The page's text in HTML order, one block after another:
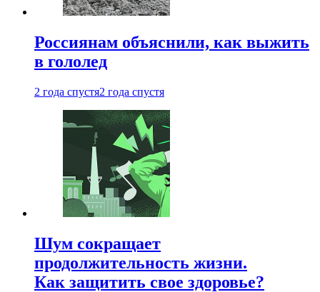
Россиянам объяснили, как выжить
в гололед
2 года спустя2 года спустя
Шум сокращает
продолжительность жизни.
Как защитить свое здоровье?